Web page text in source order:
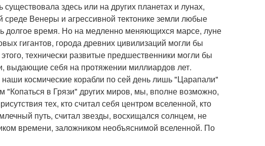
здесь или на других планетах и лунах,
Венеры и агрессивной тектонике земли любые
долгое время. Но на медленно меняющихся марсе, луне
гигантов, города древних цивилизаций могли бы
технически развитые предшественники могли бы
выдающие себя на протяжении миллиардов лет.
космические корабли по сей день лишь "Царапали"
"Копаться в Грязи" других миров, мы, вполне возможно,
тех, кто считал себя центром вселенной, кто
путь, считал звезды, восхищался солнцем, не
времени, заложником необъяснимой вселенной. По